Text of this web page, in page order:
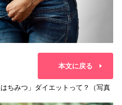
本文に戻る
ちみつ」ダイエットって？（写真